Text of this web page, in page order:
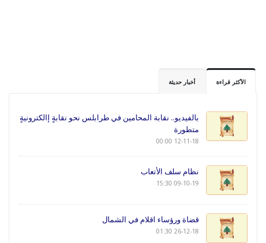
الأكثر قراءة أخبار حديثة
بالفيديو.. نقابة المحامين في طرابلس نحو نقابةٍ إالكترونيةٍ
متطورة
12-11-18 00:00
نظام سلف الأتعاب
09-10-19 15:30
قضاة ورؤساء اقلام في الشمال
26-12-18 01:30